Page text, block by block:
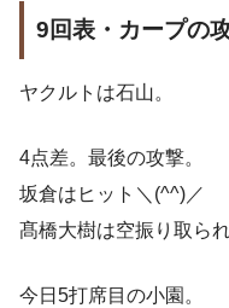
9回表・カープの
ヤクルトは石山。
4点差。最後の攻撃。
坂倉はヒット＼(^^)／
髙橋大樹は空振り取ら
今日5打席目の小園。